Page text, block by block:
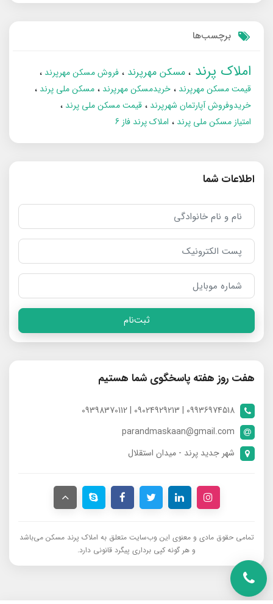
برچسب‌ها
املاک پرند مسکن مهرپرند
فروش مسکن مهرپرند
قیمت مسکن مهرپرند
خریدمسکن مهرپرند
مسکن ملی پرند
خریدوفروش آپارتمان شهرپرند
قیمت مسکن ملی پرند
امتیاز مسکن ملی پرند
املاک پرند فاز 6
اطلاعات شما
ثبت‌نام
هفت روز هفته پاسخگوی شما هستیم
09936974518 | 09024929213 | 09398370112
parandmaskaan@gmail.com
شهر جدید پرند - میدان استقلال
تمامی حقوق مادی و معنوی این وب‌سایت متعلق به املاک پرند مسکن می‌باشد
و هر گونه کپی برداری پیگرد قانونی دارد.